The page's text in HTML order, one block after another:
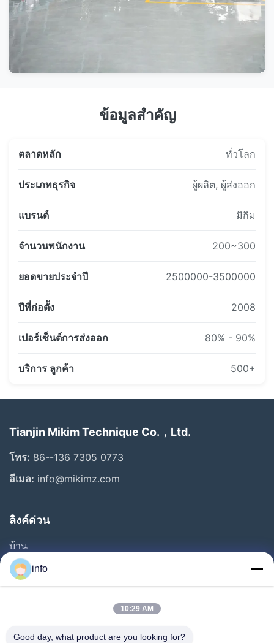
มีชื่อเสียง
เปลี่ยนแปลงครั้งใหญ่ข้อมูลสำคัญ
ตลาดหลัก ทั่วโลก
ประเภทธุรกิจ ผู้ผลิต, ผู้ส่งออก
แบรนด์ มิกิม
จำนวนพนักงาน 200~300
ยอดขายประจำปี 2500000-3500000
ปีที่ก่อตั้ง 2008
เปอร์เซ็นต์การส่งออก 80% - 90%
บริการ ลูกค้า 500+
Tianjin Mikim Technique Co.，Ltd.
โทร: 86--136 7305 0773
อีเมล: info@mikimz.com
ลิงค์ด่วน
บ้าน
สินค้า
รายการ VR
ทัวร์โรงงาน
info
10:29 AM
Good day, what product are you looking for?